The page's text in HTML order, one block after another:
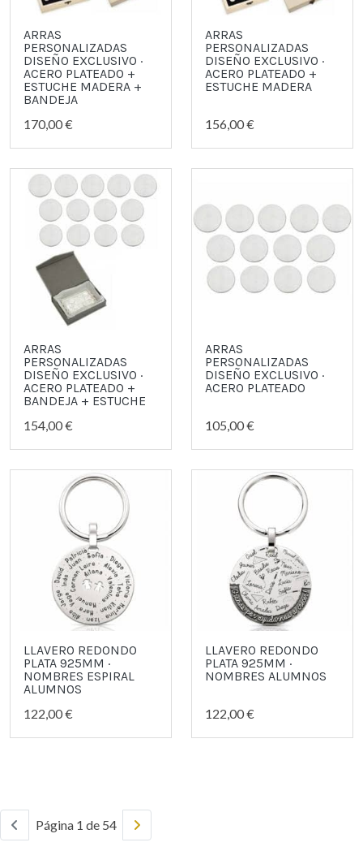
ARRAS
PERSONALIZADAS
DISEÑO EXCLUSIVO ·
ACERO PLATEADO +
ESTUCHE MADERA +
BANDEJA
170,00 €
ARRAS
PERSONALIZADAS
DISEÑO EXCLUSIVO ·
ACERO PLATEADO +
ESTUCHE MADERA
156,00 €
ARRAS
PERSONALIZADAS
DISEÑO EXCLUSIVO ·
ACERO PLATEADO +
BANDEJA + ESTUCHE
154,00 €
ARRAS
PERSONALIZADAS
DISEÑO EXCLUSIVO ·
ACERO PLATEADO
105,00 €
LLAVERO REDONDO
PLATA 925MM ·
NOMBRES ESPIRAL
ALUMNOS
122,00 €
LLAVERO REDONDO
PLATA 925MM ·
NOMBRES ALUMNOS
122,00 €
Página 1 de 54